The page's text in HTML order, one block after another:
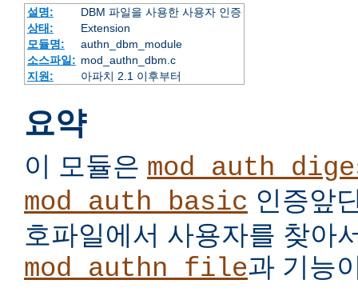
설명:
DBM 파일을 사용한 사용자 인증
상태:
Extension
모듈명:
authn_dbm_module
소스파일: mod_authn_dbm.c
지원:
아파치 2.1 이후부터
요약
이 모듈은
mod_auth_basic 인증앞
호파일에서 사용자를 찾아
mod_authn_file과 기능